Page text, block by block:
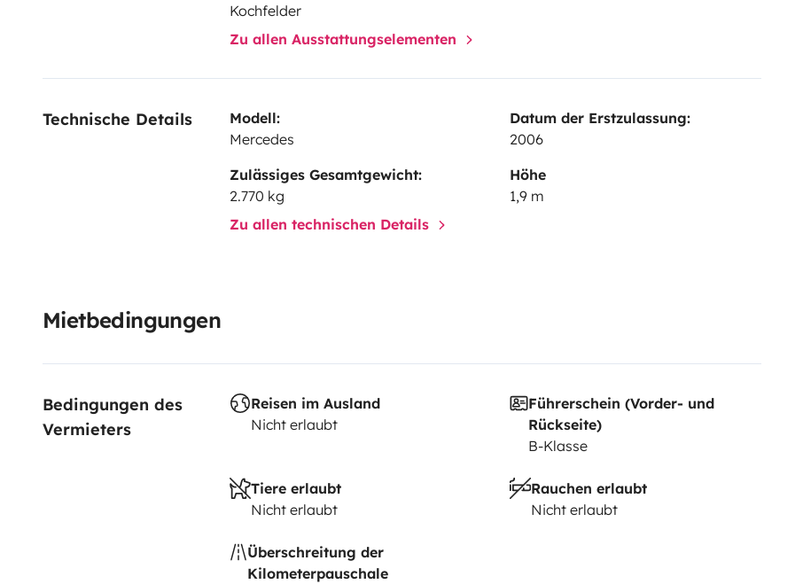
Kochfelder
Zu allen Ausstattungselementen
Technische Details
Modell:
Mercedes
Datum der Erstzulassung:
2006
Zulässiges Gesamtgewicht:
2.770 kg
Höhe
1,9 m
Zu allen technischen Details
Mietbedingungen
Bedingungen des
Vermieters
Reisen im Ausland
Nicht erlaubt
Führerschein (Vorder- und
Rückseite)
B-Klasse
Tiere erlaubt
Nicht erlaubt
Rauchen erlaubt
Nicht erlaubt
Überschreitung der
Kilometerpauschale